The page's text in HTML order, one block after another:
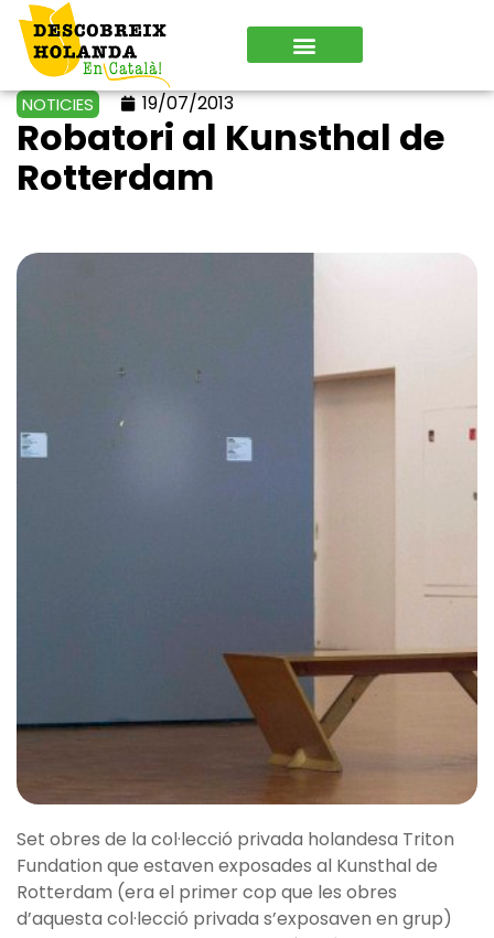
NOTICIES 19/07/2013
Robatori al Kunsthal de
Rotterdam
Set obres de la col·lecció privada holandesa Triton
Fundation que estaven exposades al Kunsthal de
Rotterdam (era el primer cop que les obres
d’aquesta col·lecció privada s’exposaven en grup)